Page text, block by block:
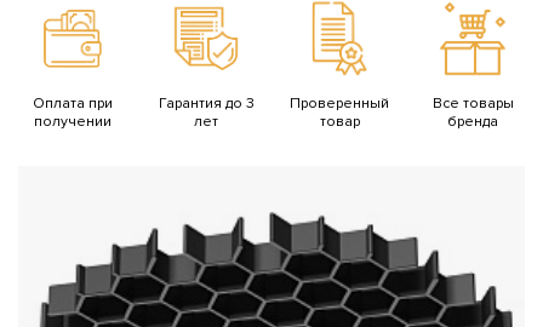
Оплата при
получении
Гарантия до 3
лет
Проверенный
товар
Все товары
бренда